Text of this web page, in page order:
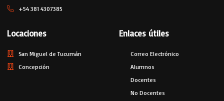
+54 381 4307385
Locaciones
San Miguel de Tucumán
Concepción
Enlaces útiles
Correo Electrónico
Alumnos
Docentes
No Docentes